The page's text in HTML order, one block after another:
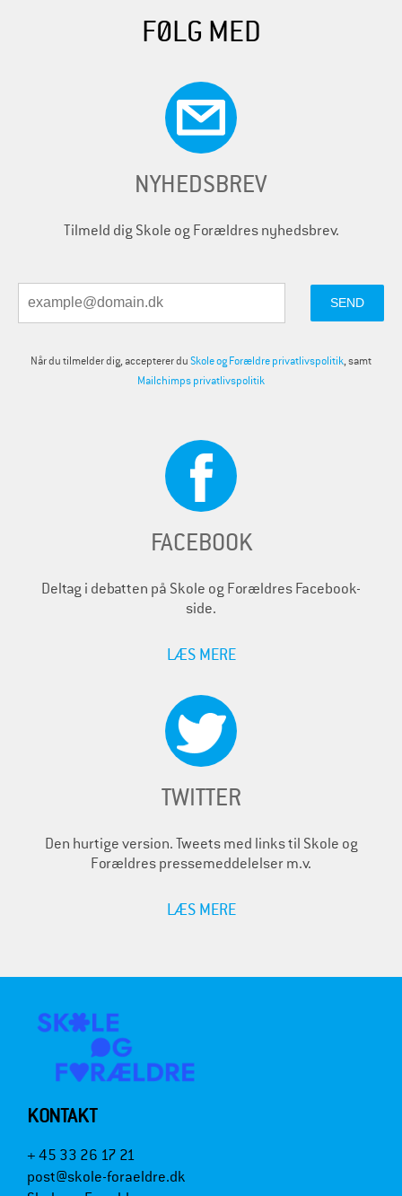
FØLG MED
NYHEDSBREV
Tilmeld dig Skole og Forældres nyhedsbrev.
Når du tilmelder dig, accepterer duSkole og Forældre privatlivspolitik, samt
Mailchimps privatlivspolitik
FACEBOOK
Deltag i debatten på Skole og Forældres Facebook-
side.
LÆS MERE
TWITTER
Den hurtige version. Tweets med links til Skole og
Forældres pressemeddelelser m.v.
LÆS MERE
KONTAKT
+ 45 33 26 17 21
post@skole-foraeldre.dk